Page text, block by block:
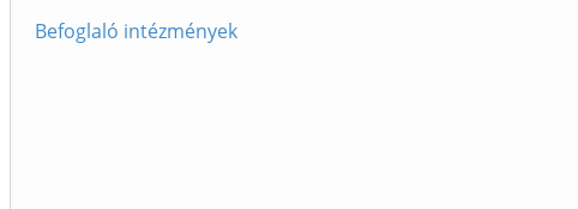
Befoglaló intézmények